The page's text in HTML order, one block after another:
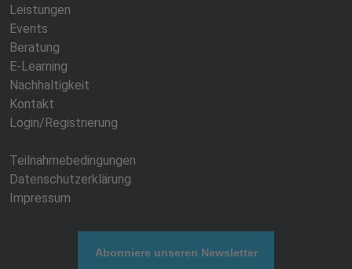
Leistungen
Events
Beratung
E-Learning
Nachhaltigkeit
Kontakt
Login/Registrierung
Teilnahmebedingungen
Datenschutzerklärung
Impressum
Abonniere unseren Newsletter